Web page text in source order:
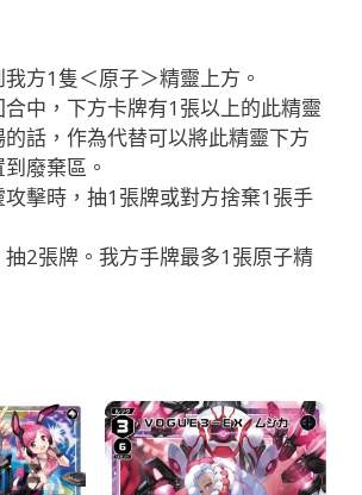
我方1隻＜原子＞精靈上方。
合中，下方卡牌有1張以上的此精靈
話，作為代替可以將此精靈下方
廢棄區。
攻擊時，抽1張牌或對方捨棄1張手
抽2張牌。我方手牌最多1張原子精